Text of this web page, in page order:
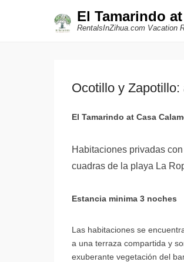
El Tamarindo
RentalsInZihua.com Vacation
Ocotillo y
El Tamarindo at Casa
Habitaciones privadas
cuadras de la playa La
Estancia minima 3 noches
Las habitaciones se
a una terraza compartida y
exuberante vegetación del